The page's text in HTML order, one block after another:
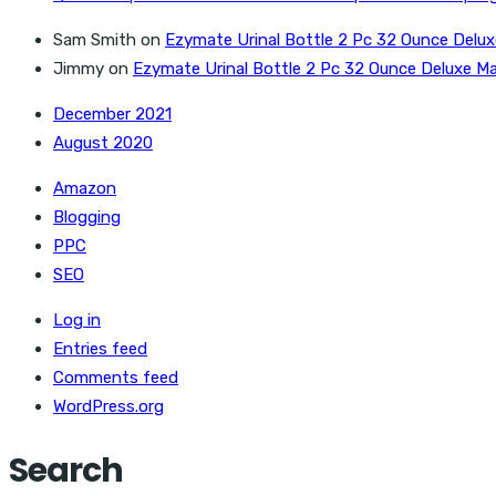
Sam Smith on Ezymate Urinal Bottle 2 Pc 32 Ounce
Jimmy on Ezymate Urinal Bottle 2 Pc 32 Ounce Deluxe
December 2021
August 2020
Amazon
Blogging
PPC
SEO
Log in
Entries feed
Comments feed
WordPress.org
Search